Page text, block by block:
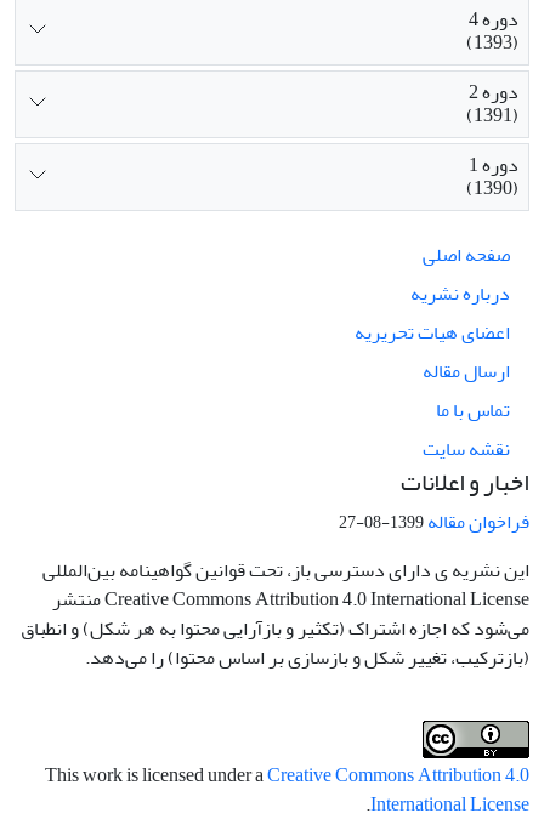
دوره 4
(1393)
دوره 2
(1391)
دوره 1
(1390)
صفحه اصلی
درباره نشریه
اعضای هیات تحریریه
ارسال مقاله
تماس با ما
نقشه سایت
اخبار و اعلانات
فراخوان مقاله1399-08-27
این نشریه ی دارای دسترسی باز، تحت قوانین گواهینامه بین‌المللی
Creative Commons Attribution 4.0 International License منتشر
می‌شود که اجازه اشتراک (تکثیر و بازآرایی محتوا به هر شکل) و انطباق
(بازترکیب، تغییر شکل و بازسازی بر اساس محتوا) را می‌دهد.
This work is licensed under aCreative Commons Attribution 4.0
International License
.